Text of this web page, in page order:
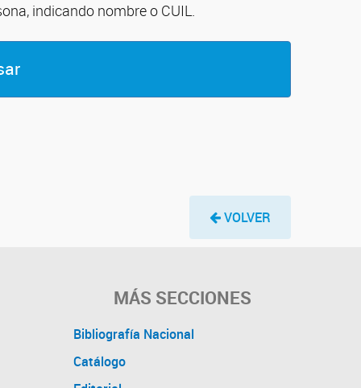
indicando nombre o CUIL.
VOLVER
MÁS SECCIONES
Bibliografía Nacional
Catálogo